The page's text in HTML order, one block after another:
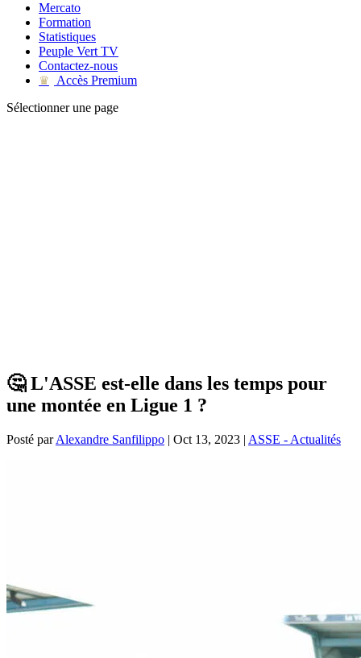
Mercato
Formation
Statistiques
Peuple Vert TV
Contactez-nous
♛
Accès Premium
Sélectionner une page
🤔 L'ASSE est-elle dans les temps pour
une montée en Ligue 1 ?
Posté parAlexandre Sanfilippo | Oct 13, 2023 | ASSE - Actualités